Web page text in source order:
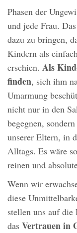
Phasen der
und jede Frau.
dazu zu bringen,
Kindern als
erschien. Als
finden, sich ihm
Umarmung
nicht nur in den
begegnen,
unserer Eltern, in
Alltags. Es wäre
reinen und
Wenn wir
diese
stellen uns auf
das Vertrauen in